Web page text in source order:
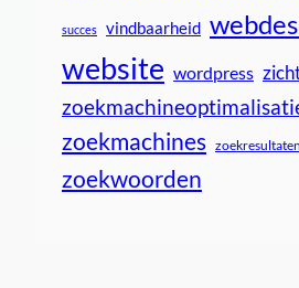
succes vindbaarheid
website wordpress
zoekmachines zoekresultaten
zoekwoorden